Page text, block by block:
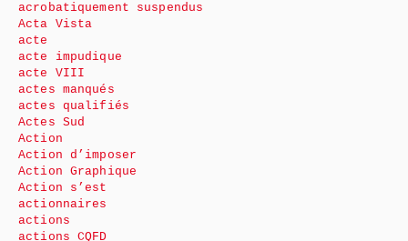
acrobatiquement suspendus
Acta Vista
acte
acte impudique
acte VIII
actes manqués
actes qualifiés
Actes Sud
Action
Action d’imposer
Action Graphique
Action s’est
actionnaires
actions
actions CQFD